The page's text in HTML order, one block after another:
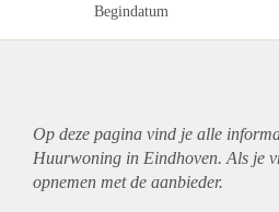
Begindatum
Op deze pagina vind je alle
Huurwoning in Eindhoven. Als je
opnemen met de aanbieder.